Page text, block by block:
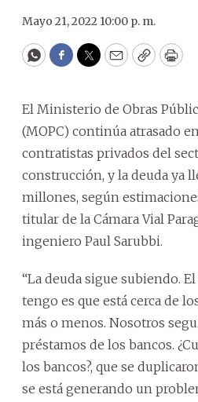
Mayo 21, 2022 10:00 p. m.
WhatsApp
Facebook
Twitter
EmailCopyPrint
El Ministerio de Obras
(MOPC) continúa atrasado
contratistas privados del
construcción, y la deuda ya
millones, según
titular de la Cámara Vial
ingeniero Paul Sarubbi.
“La deuda sigue subiendo.
tengo es que está cerca de
más o menos. Nosotros
préstamos de los bancos.
los bancos?, que se
se está generando un